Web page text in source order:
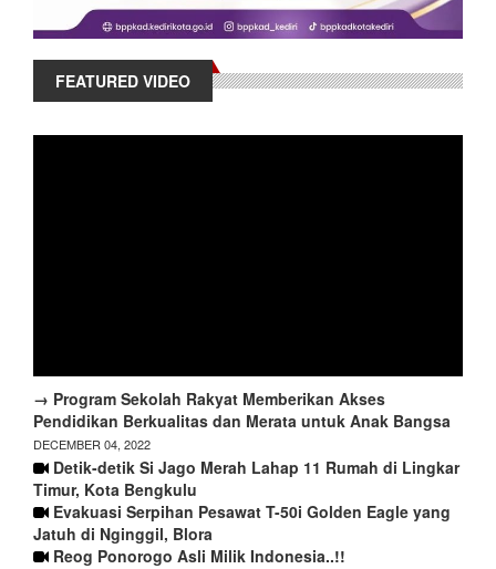
FEATURED VIDEO
→ Program Sekolah Rakyat Memberikan Akses
Pendidikan Berkualitas dan Merata untuk Anak Bangsa
DECEMBER 04, 2022
Detik-detik Si Jago Merah Lahap 11 Rumah di Lingkar
Timur, Kota Bengkulu
Evakuasi Serpihan Pesawat T-50i Golden Eagle yang
Jatuh di Nginggil, Blora
Reog Ponorogo Asli Milik Indonesia..!!